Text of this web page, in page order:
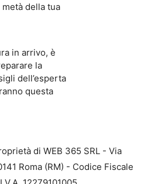
della tua
in arrivo, è
la
dell’esperta
questa
di WEB 365 SRL - Via
Roma (RM) - Codice Fiscale